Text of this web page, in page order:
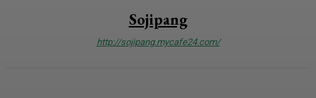
Sojipang
http://sojipang.mycafe24.com/